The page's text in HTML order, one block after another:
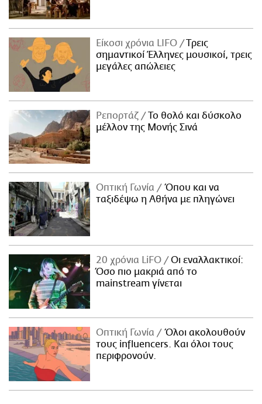
Είκοσι χρόνια LIFO
Tρεις
σημαντικοί Έλληνες μουσικοί, τρεις
μεγάλες απώλειες
Ρεπορτάζ
Το θολό και δύσκολο
μέλλον της Μονής Σινά
Οπτική Γωνία
Όπου και να
ταξιδέψω η Αθήνα με πληγώνει
20 χρόνια LiFO
Οι εναλλακτικοί:
Όσο πιο μακριά από το
mainstream γίνεται
Οπτική Γωνία
Όλοι ακολουθούν
τους influencers. Και όλοι τους
περιφρονούν.